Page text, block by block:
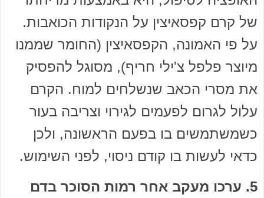
של קרם קפסאיצין על הנקודות הכואבות.
על פי האמונה, הקפסאיצין (החומר שממנו
מיוצר פלפל צ'ילי חריף), מסוגל להפסיק
את מסרי הכאב שנשלחים למוח. הקרם
עלול לגרום לפעמים לגירוי וצריבה בעור
כשמשתמשים בו בפעם הראשונה, ולכן
כדאי לעשות בו קודם ניסוי, לפני השימוש.
5. ערכו מעקב אחר רמות הסוכר בדם